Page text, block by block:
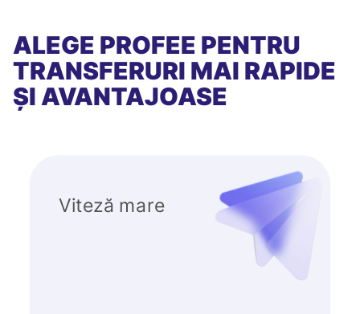
ALEGE PROFEE PENTRU
TRANSFERURI MAI RAPIDE
ȘI AVANTAJOASE
Viteză mare